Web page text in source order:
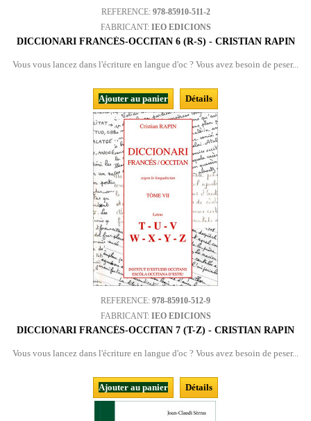
REFERENCE: 978-85910-511-2
FABRICANT: IEO EDICIONS
DICCIONARI FRANCÉS-OCCITAN 6 (R-S) - CRISTIAN RAPIN
Vous vous lancez dans l'écriture en langue d'oc ? Vous avez besoin de peser...
Ajouter au panier Détails
REFERENCE: 978-85910-512-9
FABRICANT: IEO EDICIONS
DICCIONARI FRANCÉS-OCCITAN 7 (T-Z) - CRISTIAN RAPIN
Vous vous lancez dans l'écriture en langue d'oc ? Vous avez besoin de peser...
Ajouter au panier Détails